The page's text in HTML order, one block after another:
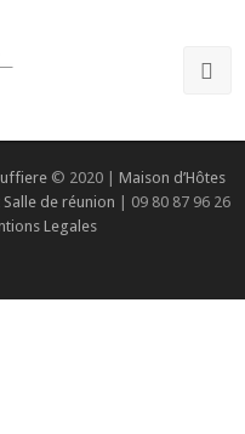
© 2020 | Maison d’Hôtes
de réunion
| 09 80 87 96 26
Legales